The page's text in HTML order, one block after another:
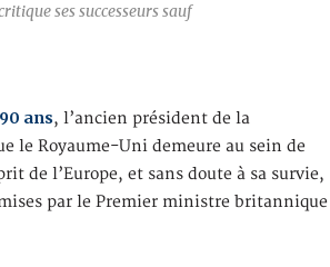
ses successeurs sauf
ans, l’ancien président de la
le Royaume-Uni demeure au sein de
de l’Europe, et sans doute à sa survie,
par le Premier ministre britannique